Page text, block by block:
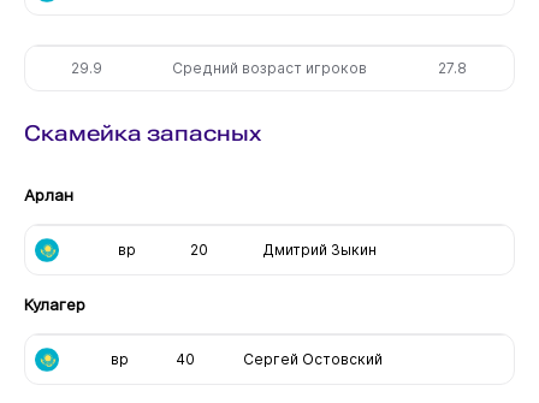
29.9 Средний возраст игроков 27.8
Скамейка запасных
Арлан
вр 20 Дмитрий Зыкин
Кулагер
вр 40 Сергей Остовский